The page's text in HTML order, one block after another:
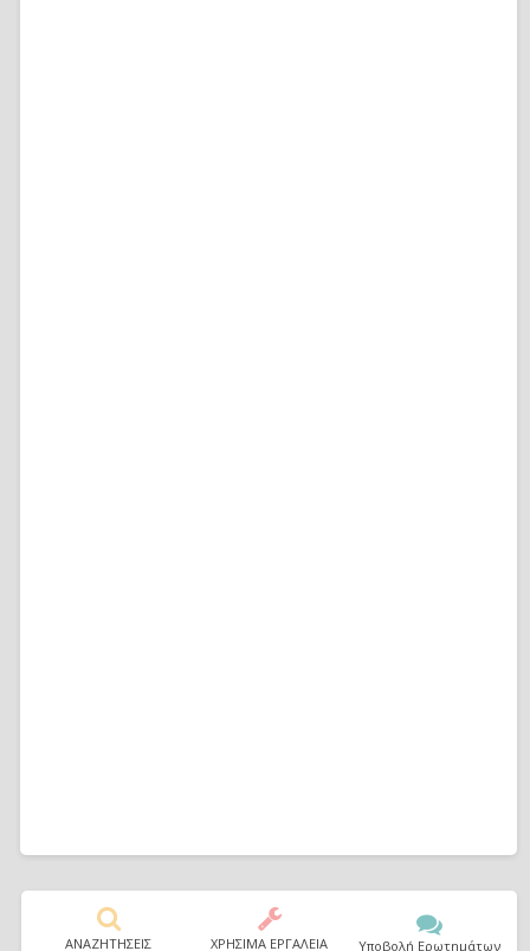
ΑΝΑΖΗΤΗΣΕΙΣ ΧΡΗΣΙΜΑ ΕΡΓΑΛΕΙΑ Υποβολή Ερωτημάτων